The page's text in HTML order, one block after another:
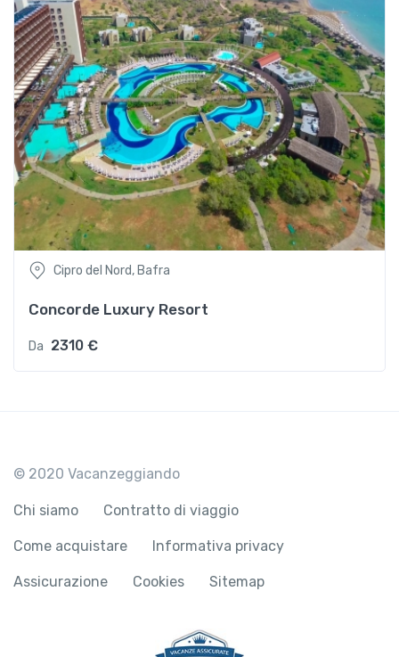
Cipro del Nord, Bafra
Concorde Luxury Resort
Da 2310 €
© 2020 Vacanzeggiando
Chi siamo Contratto di viaggio
Come acquistare Informativa privacy
Assicurazione Cookies Sitemap